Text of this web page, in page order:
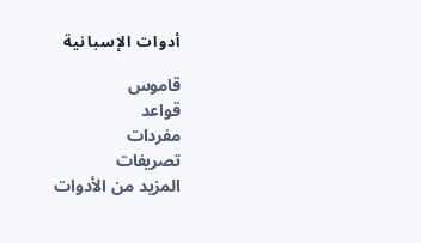
أدوات الإسبانية
قاموس
قواعد
مفردات
تصريفات
المزيد من الأدوات